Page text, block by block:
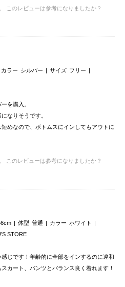
このレビューは参考になりましたか？
カラー シルバー サイズ フリー
を購入。
なりそうです。
めなので、ボトムスにインしてもアウトに
このレビューは参考になりましたか？
体型 普通 カラー ホワイト
STORE
じです！年齢的に全部をインするのに違和
カート、パンツとバランス良く着れます！